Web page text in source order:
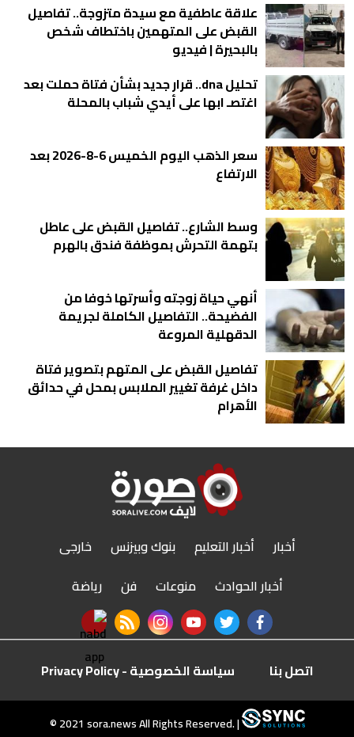
علاقة عاطفية مع سيدة متزوجة.. تفاصيل
القبض على المتهمين باختطاف شخص
بالبحيرة | فيديو
تحليل dna.. قرار جديد بشأن فتاة حملت بعد
اغتصـ ابها على أيدي شباب بالمحلة
سعر الذهب اليوم الخميس 6-8-2026 بعد
الارتفاع
وسط الشارع.. تفاصيل القبض على عاطل
بتهمة التحرش بموظفة فندق بالهرم
أنهي حياة زوجته وأسرتها خوفا من
الفضيحة.. التفاصيل الكاملة لجريمة
الدقهلية المروعة
تفاصيل القبض على المتهم بتصوير فتاة
داخل غرفة تغيير الملابس بمحل في حدائق
الأهرام
أخبار أخبار التعليم بنوك وبيزنس
خارجى
أخبار الحوادث
منوعات فن
رياضة
facebook
twitter
youtube
instagram
rss feed
nabd app
اتصل بنا سياسة الخصوصية - Privacy Policy
© 2021 sora.news All Rights Reserved. |